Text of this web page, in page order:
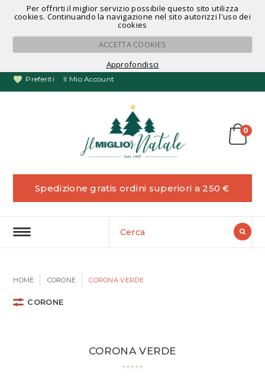
Per offrirti il miglior servizio possibile questo sito utilizza
cookies. Continuando la navigazione nel sito autorizzi l'uso dei
cookies
ACCETTA COOKIES
Approfondisci
Noleggio Alberi di Natale
Preferiti Il Mio Account
0
Spedizione gratis ordini superiori a 250 €
HOME CORONE CORONA VERDE
CORONE
CORONA VERDE